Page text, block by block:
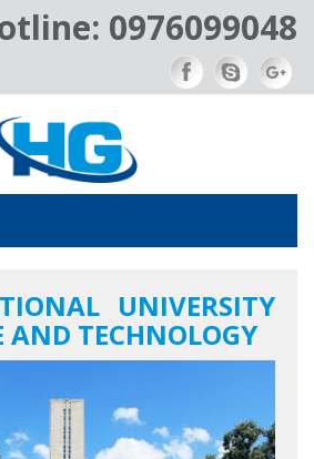
0976099048
UNIVERSITY
AND TECHNOLOGY